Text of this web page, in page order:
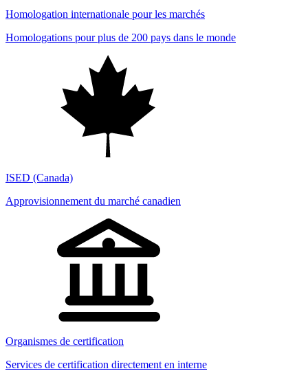
Homologation internationale pour les marchés
Homologations pour plus de 200 pays dans le monde
ISED (Canada)
Approvisionnement du marché canadien
Organismes de certification
Services de certification directement en interne